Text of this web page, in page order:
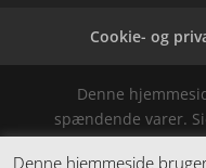
Cookie- og
Denne
spændende varer.
links
Denne hjemmeside